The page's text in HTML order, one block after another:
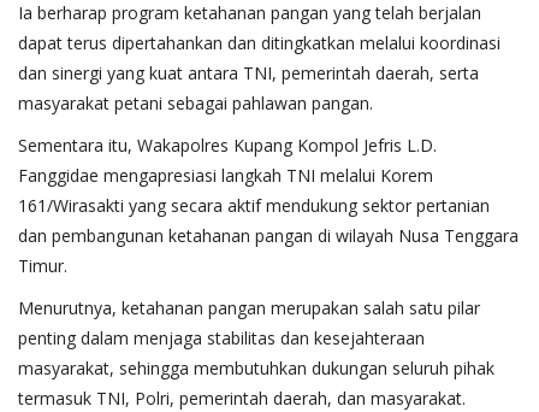
Ia berharap program ketahanan pangan yang telah berjalan
dapat terus dipertahankan dan ditingkatkan melalui koordinasi
dan sinergi yang kuat antara TNI, pemerintah daerah, serta
masyarakat petani sebagai pahlawan pangan.
Sementara itu, Wakapolres Kupang Kompol Jefris L.D.
Fanggidae mengapresiasi langkah TNI melalui Korem
161/Wirasakti yang secara aktif mendukung sektor pertanian
dan pembangunan ketahanan pangan di wilayah Nusa Tenggara
Timur.
Menurutnya, ketahanan pangan merupakan salah satu pilar
penting dalam menjaga stabilitas dan kesejahteraan
masyarakat, sehingga membutuhkan dukungan seluruh pihak
termasuk TNI, Polri, pemerintah daerah, dan masyarakat.